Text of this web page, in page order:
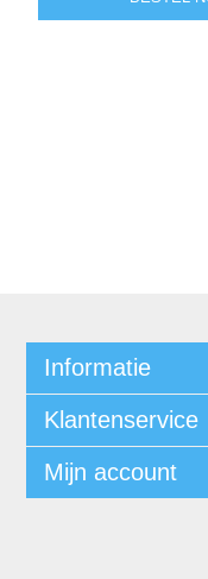
Informatie
Klantenservice
Mijn account